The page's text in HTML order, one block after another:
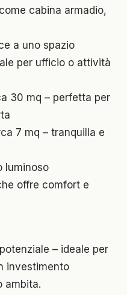
cabina armadio,
a uno spazio
per ufficio o attività
30 mq – perfetta per
7 mq – tranquilla e
luminoso
offre comfort e
– ideale per
investimento
ambita.